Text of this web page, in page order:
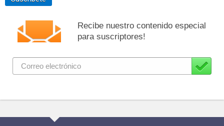
Recibe nuestro contenido especial
para suscriptores!